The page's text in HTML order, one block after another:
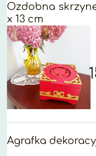
Ozdobna
x 13 cm
Agrafka